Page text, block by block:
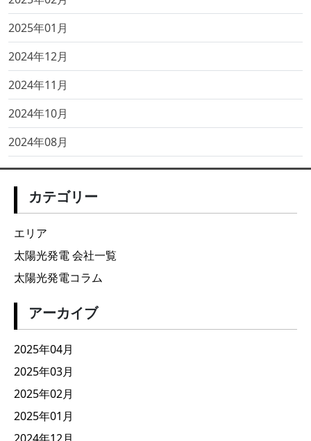
2025年01月
2024年12月
2024年11月
2024年10月
2024年08月
カテゴリー
エリア
太陽光発電 会社一覧
太陽光発電コラム
アーカイブ
2025年04月
2025年03月
2025年02月
2025年01月